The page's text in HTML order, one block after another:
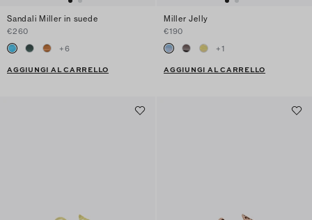
Sandali Miller in suede
€260
+6
AGGIUNGI AL CARRELLO
Miller Jelly
€190
+1
AGGIUNGI AL CARRELLO